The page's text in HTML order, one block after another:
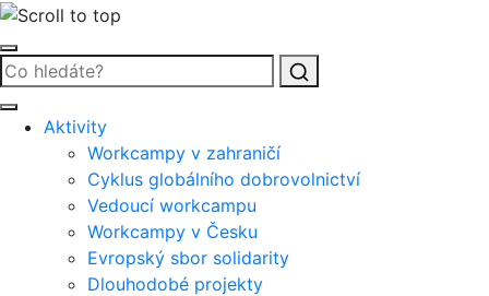
Vyhledat
Aktivity
Workcampy v zahraničí
Cyklus globálního dobrovolnictví
Vedoucí workcampu
Workcampy v Česku
Evropský sbor solidarity
Dlouhodobé projekty